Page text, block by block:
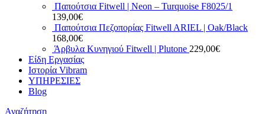
Παπούτσια Fitwell | Neon – Turquoise F8025/1
139,00€
Παπούτσια Πεζοπορίας Fitwell ARIEL | Oak/Black
168,00€
Άρβυλα Κυνηγιού Fitwell | Plutone 229,00€
Είδη Εργασίας
Ιστορία Vibram
ΥΠΗΡΕΣΙΕΣ
Blog
Αναζήτηση